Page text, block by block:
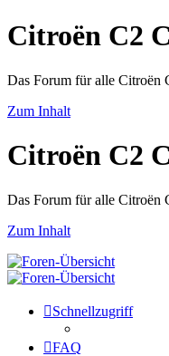
Citroën C2
Das Forum für alle Citroën
Zum Inhalt
Citroën C2
Das Forum für alle Citroën
Zum Inhalt
Schnellzugriff
FAQ